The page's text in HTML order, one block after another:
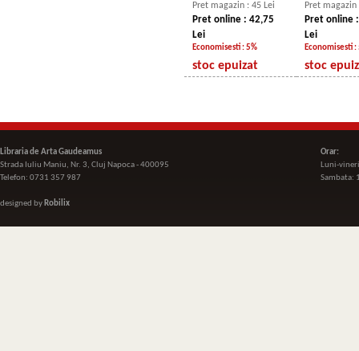
Pret magazin : 45 Lei
Pret online : 42,75
Lei
Economisesti : 5%
Pret magazin
Pret online
Lei
Economisesti :
stoc epuizat stoc
Libraria de Arta Gaudeamus
Strada Iuliu Maniu, Nr. 3, Cluj Napoca - 400095
Telefon: 0731 357 987
designed by Robilix
Orar:
Luni-
Sambata: